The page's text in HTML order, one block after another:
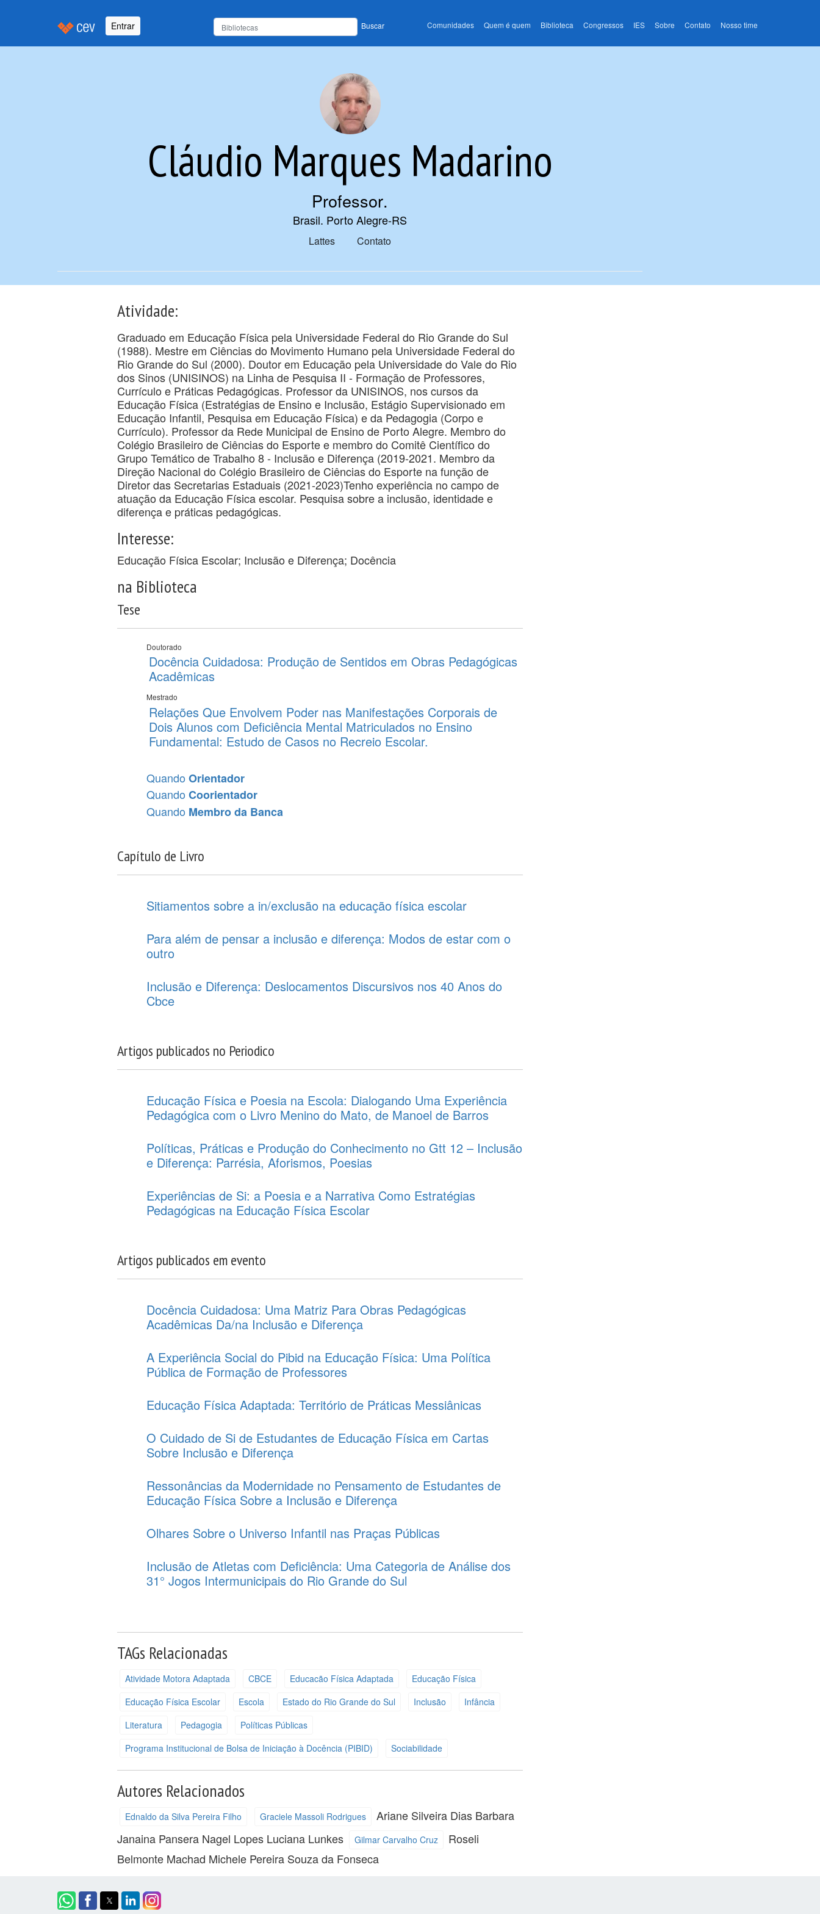
Entrar Buscar Comunidades Quem é quem Biblioteca Congressos IES Sobre Contato Nosso time
Cláudio Marques Madarino
Professor.
Brasil. Porto Alegre-RS
Lattes Contato
Atividade:
Graduado em Educação Física pela Universidade Federal do Rio Grande do Sul
(1988). Mestre em Ciências do Movimento Humano pela Universidade Federal do
Rio Grande do Sul (2000). Doutor em Educação pela Universidade do Vale do Rio
dos Sinos (UNISINOS) na Linha de Pesquisa II - Formação de Professores,
Currículo e Práticas Pedagógicas. Professor da UNISINOS, nos cursos da
Educação Física (Estratégias de Ensino e Inclusão, Estágio Supervisionado em
Educação Infantil, Pesquisa em Educação Física) e da Pedagogia (Corpo e
Currículo). Professor da Rede Municipal de Ensino de Porto Alegre. Membro do
Colégio Brasileiro de Ciências do Esporte e membro do Comitê Científico do
Grupo Temático de Trabalho 8 - Inclusão e Diferença (2019-2021. Membro da
Direção Nacional do Colégio Brasileiro de Ciências do Esporte na função de
Diretor das Secretarias Estaduais (2021-2023)Tenho experiência no campo de
atuação da Educação Física escolar. Pesquisa sobre a inclusão, identidade e
diferença e práticas pedagógicas.
Interesse:
Educação Física Escolar; Inclusão e Diferença; Docência
na Biblioteca
Tese
Doutorado
Docência Cuidadosa: Produção de Sentidos em Obras Pedagógicas
Acadêmicas
Mestrado
Relações Que Envolvem Poder nas Manifestações Corporais de
Dois Alunos com Deficiência Mental Matriculados no Ensino
Fundamental: Estudo de Casos no Recreio Escolar.
QuandoOrientador
QuandoCoorientador
Quando Membro da Banca
Capítulo de Livro
Sitiamentos sobre a in/exclusão na educação física escolar
Para além de pensar a inclusão e diferença: Modos de estar com o
outro
Inclusão e Diferença: Deslocamentos Discursivos nos 40 Anos do
Cbce
Artigos publicados no Periodico
Educação Física e Poesia na Escola: Dialogando Uma Experiência
Pedagógica com o Livro Menino do Mato, de Manoel de Barros
Políticas, Práticas e Produção do Conhecimento no Gtt 12 – Inclusão
e Diferença: Parrésia, Aforismos, Poesias
Experiências de Si: a Poesia e a Narrativa Como Estratégias
Pedagógicas na Educação Física Escolar
Artigos publicados em evento
Docência Cuidadosa: Uma Matriz Para Obras Pedagógicas
Acadêmicas Da/na Inclusão e Diferença
A Experiência Social do Pibid na Educação Física: Uma Política
Pública de Formação de Professores
Educação Física Adaptada: Território de Práticas Messiânicas
O Cuidado de Si de Estudantes de Educação Física em Cartas
Sobre Inclusão e Diferença
Ressonâncias da Modernidade no Pensamento de Estudantes de
Educação Física Sobre a Inclusão e Diferença
Olhares Sobre o Universo Infantil nas Praças Públicas
Inclusão de Atletas com Deficiência: Uma Categoria de Análise dos
31° Jogos Intermunicipais do Rio Grande do Sul
TAGs Relacionadas
Atividade Motora Adaptada CBCE Educacão Física Adaptada
Educação Física
Educação Física Escolar
Escola Estado do Rio Grande do Sul Inclusão
Infância
Literatura
Pedagogia
Políticas Públicas
Programa Institucional de Bolsa de Iniciação à Docência (PIBID)
Sociabilidade
Autores Relacionados
Ednaldo da Silva Pereira Filho Graciele Massoli Rodrigues Ariane Silveira Dias Barbara
Janaina Pansera Nagel Lopes Luciana Lunkes Gilmar Carvalho Cruz
Roseli
Belmonte Machad Michele Pereira Souza da Fonseca